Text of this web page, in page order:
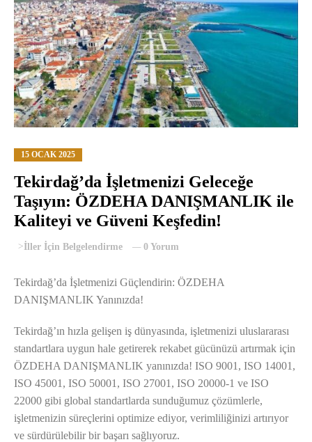
15 OCAK 2025
Tekirdağ’da İşletmenizi Geleceğe
Taşıyın: ÖZDEHA DANIŞMANLIK ile
Kaliteyi ve Güveni Keşfedin!
>İller İçin Belgelendirme 0 Yorum
Tekirdağ’da İşletmenizi Güçlendirin: ÖZDEHA
DANIŞMANLIK Yanınızda!
Tekirdağ’ın hızla gelişen iş dünyasında, işletmenizi uluslararası
standartlara uygun hale getirerek rekabet gücünüzü artırmak için
ÖZDEHA DANIŞMANLIK yanınızda! ISO 9001, ISO 14001,
ISO 45001, ISO 50001, ISO 27001, ISO 20000-1 ve ISO
22000 gibi global standartlarda sunduğumuz çözümlerle,
işletmenizin süreçlerini optimize ediyor, verimliliğinizi artırıyor
ve sürdürülebilir bir başarı sağlıyoruz.